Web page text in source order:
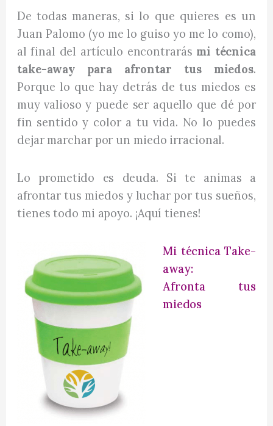
De todas maneras, si lo que quieres es un
Juan Palomo (yo me lo guiso yo me lo como),
al final del artículo encontrarás mi técnica
take-away para afrontar tus miedos.
Porque lo que hay detrás de tus miedos es
muy valioso y puede ser aquello que dé por
fin sentido y color a tu vida. No lo puedes
dejar marchar por un miedo irracional.
Lo prometido es deuda. Si te animas a
afrontar tus miedos y luchar por tus sueños,
tienes todo mi apoyo. ¡Aquí tienes!
Mi técnica Take-
away:
Afronta tus
miedos